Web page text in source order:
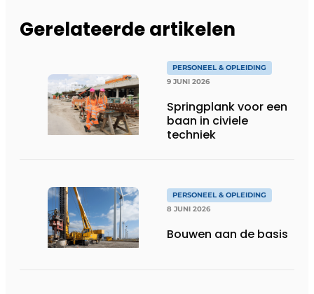
Gerelateerde artikelen
PERSONEEL & OPLEIDING
9 JUNI 2026
Springplank voor een
baan in civiele
techniek
PERSONEEL & OPLEIDING
8 JUNI 2026
Bouwen aan de basis